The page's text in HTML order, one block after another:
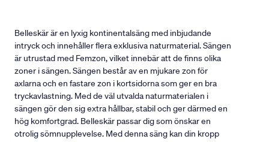
Belleskär är en lyxig kontinentalsäng med inbjudande
intryck och innehåller flera exklusiva naturmaterial. Sängen
är utrustad med Femzon, vilket innebär att de finns olika
zoner i sängen. Sängen består av en mjukare zon för
axlarna och en fastare zon i kortsidorna som ger en bra
tryckavlastning. Med de väl utvalda naturmaterialen i
sängen gör den sig extra hållbar, stabil och ger därmed en
hög komfortgrad. Belleskär passar dig som önskar en
otrolig sömnupplevelse. Med denna säng kan din kropp